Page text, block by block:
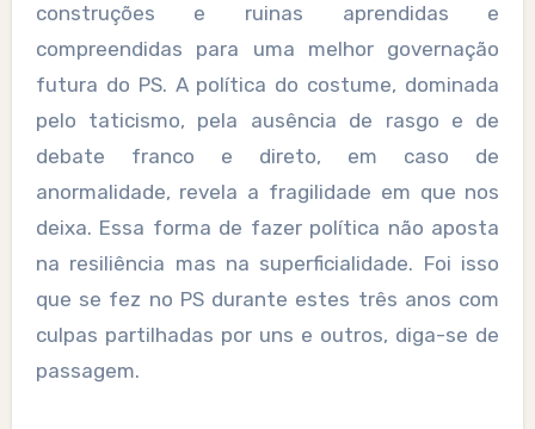
construções e ruinas aprendidas e
compreendidas para uma melhor governação
futura do PS. A política do costume, dominada
pelo taticismo, pela ausência de rasgo e de
debate franco e direto, em caso de
anormalidade, revela a fragilidade em que nos
deixa. Essa forma de fazer política não aposta
na resiliência mas na superficialidade. Foi isso
que se fez no PS durante estes três anos com
culpas partilhadas por uns e outros, diga-se de
passagem.